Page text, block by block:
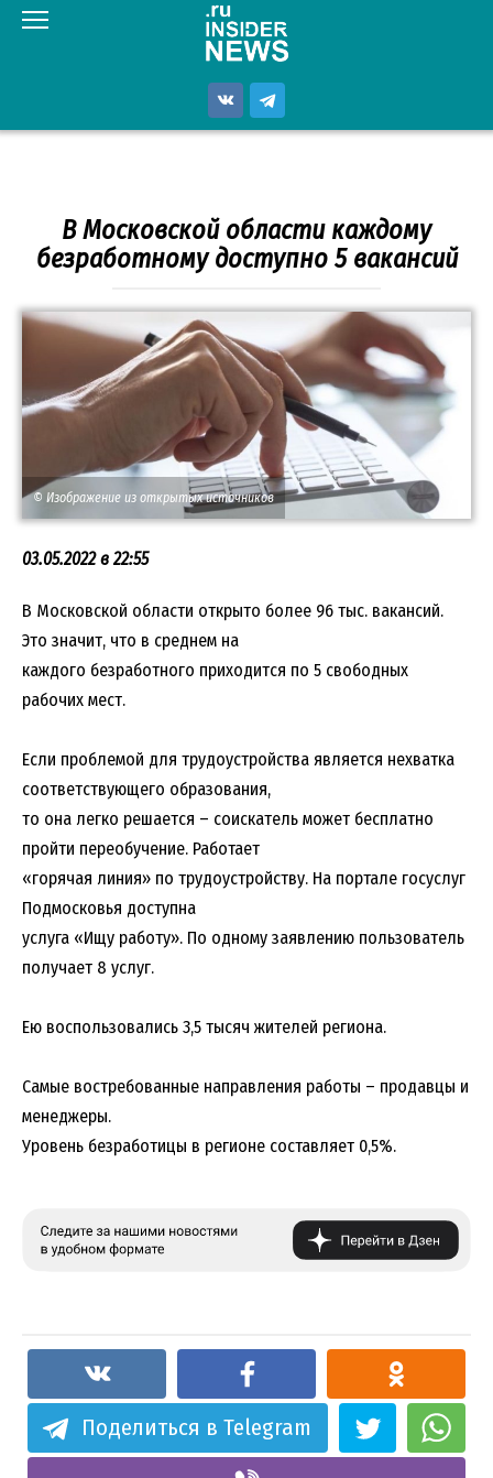
Перейти
В Московской области каждому
безработному доступно 5 вакансий
© Изображение из открытых источников
03.05.2022 в 22:55
В Московской области открыто более 96 тыс. вакансий.
Это значит, что в среднем на
каждого безработного приходится по 5 свободных
рабочих мест.
Если проблемой для трудоустройства является нехватка
соответствующего образования,
то она легко решается – соискатель может бесплатно
пройти переобучение. Работает
«горячая линия» по трудоустройству. На портале госуслуг
Подмосковья доступна
услуга «Ищу работу». По одному заявлению пользователь
получает 8 услуг.
Ею воспользовались 3,5 тысяч жителей региона.
Самые востребованные направления работы – продавцы и
менеджеры.
Уровень безработицы в регионе составляет 0,5%.
Поделиться в Telegram